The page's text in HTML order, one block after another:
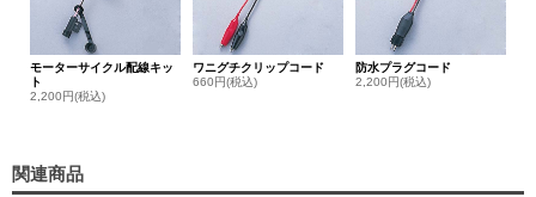
モーターサイクル配線キッ
ト
2,200円(税込)
ワニグチクリップコード
660円(税込)
防水プラグコード
2,200円(税込)
関連商品